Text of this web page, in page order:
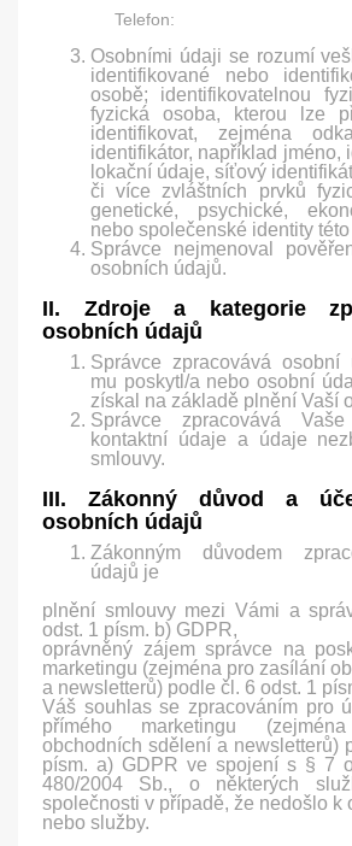
Telefon:
Osobními údaji se rozumí
identifikované nebo
osobě; identifikovatelnou
fyzická osoba, kterou lze
identifikovat, zejména
identifikátor, například jméno,
lokační údaje, síťový
či více zvláštních prvků
genetické, psychické,
nebo společenské identity
Správce nejmenoval
osobních údajů.
II. Zdroje a kategorie
osobních údajů
Správce zpracovává osobní
mu poskytl/a nebo osobní
získal na základě plnění Vaší
Správce zpracovává
kontaktní údaje a údaje
smlouvy.
III. Zákonný důvod a
osobních údajů
Zákonným důvodem
údajů je
plnění smlouvy mezi Vámi a
odst. 1 písm. b) GDPR,
oprávněný zájem správce na
marketingu (zejména pro zasílání
a newsletterů) podle čl. 6 odst. 1
Váš souhlas se zpracováním pro
přímého marketingu
obchodních sdělení a newsletterů)
písm. a) GDPR ve spojení s § 7
480/2004 Sb., o některých
společnosti v případě, že nedošlo k
nebo služby.